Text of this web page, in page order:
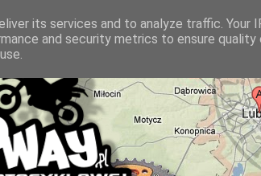
its services and to analyze traffic. Your
and security metrics to ensure